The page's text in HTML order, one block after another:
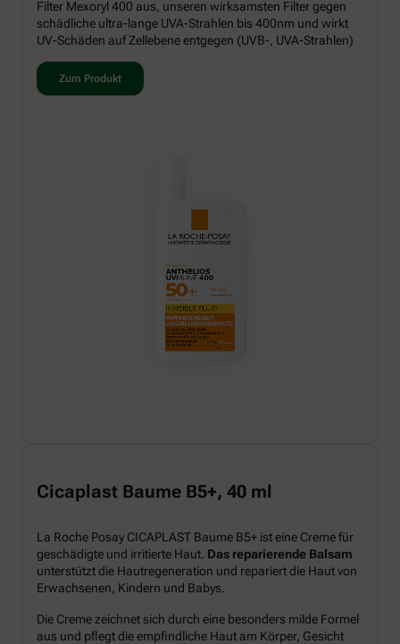
Filter Mexoryl 400 aus, unseren wirksamsten Filter gegen
schädliche ultra-lange UVA-Strahlen bis 400nm und wirkt
UV-Schäden auf Zellebene entgegen (UVB-, UVA-Strahlen)
Zum Produkt
Cicaplast Baume B5+, 40 ml
La Roche Posay CICAPLAST Baume B5+ ist eine Creme für
geschädigte und irritierte Haut. Das reparierende Balsam
unterstützt die Hautregeneration und repariert die Haut von
Erwachsenen, Kindern und Babys.
Die Creme zeichnet sich durch eine besonders milde Formel
aus und pflegt die empfindliche Haut am Körper, Gesicht